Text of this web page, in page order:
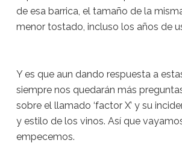
de esa barrica, el tamaño de la
menor tostado, incluso los años de
Y es que aun dando respuesta a
siempre nos quedarán más
sobre el llamado ‘factor X’ y su
y estilo de los vinos. Así que
empecemos.